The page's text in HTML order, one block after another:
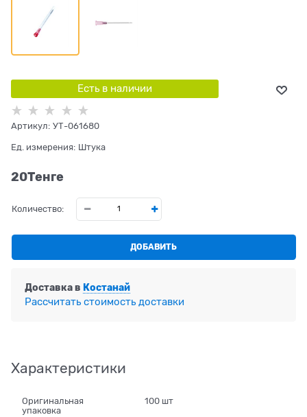
Есть в наличии
Артикул: УТ-061680
Ед. измерения: Штука
20Tенге
Количество:
ДОБАВИТЬ
Доставка в Костанай
Рассчитать стоимость доставки
Характеристики
Оригинальная
упаковка
100 шт